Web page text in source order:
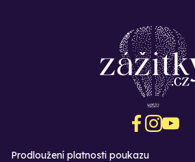
Prodloužení platnosti poukazu